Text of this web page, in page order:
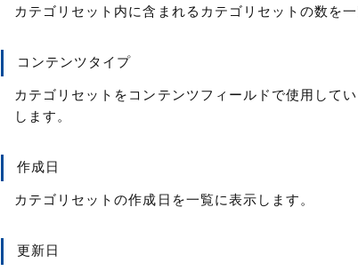
カテゴリセット内に含まれるカテゴリセットの数を一
コンテンツタイプ
カテゴリセットをコンテンツフィールドで使用して
します。
作成日
カテゴリセットの作成日を一覧に表示します。
更新日